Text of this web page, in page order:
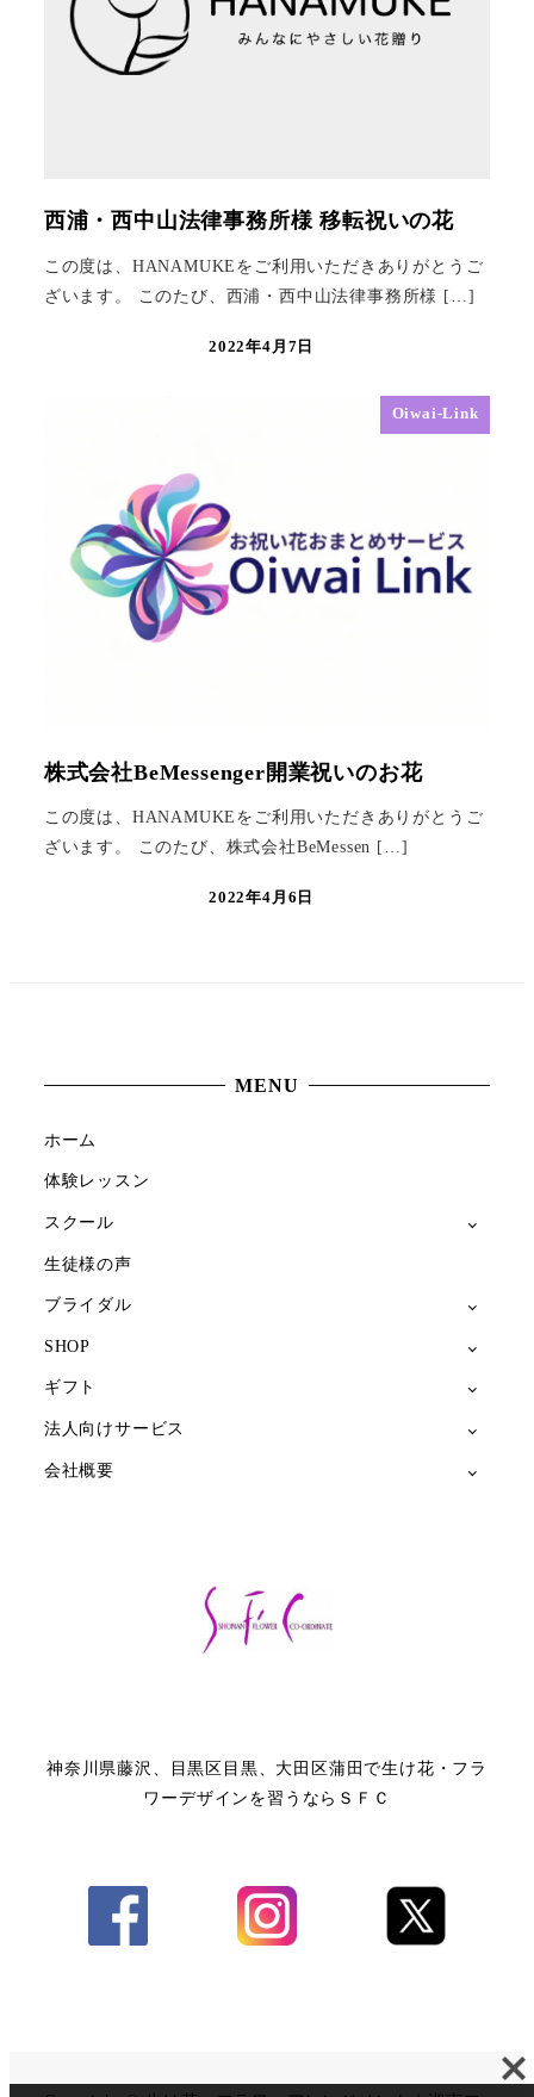
西浦・西中山法律事務所様 移転祝いの花
この度は、HANAMUKEをご利用いただきありがとうご
ざいます。 このたび、西浦・西中山法律事務所様 […]
2022年4月7日
Oiwai-Link
株式会社BeMessenger開業祝いのお花
この度は、HANAMUKEをご利用いただきありがとうご
ざいます。 このたび、株式会社BeMessen […]
2022年4月6日
MENU
ホーム
体験レッスン
スクール
生徒様の声
ブライダル
SHOP
ギフト
法人向けサービス
会社概要
神奈川県藤沢、目黒区目黒、大田区蒲田で生け花・フラ
ワーデザインを習うならＳＦＣ